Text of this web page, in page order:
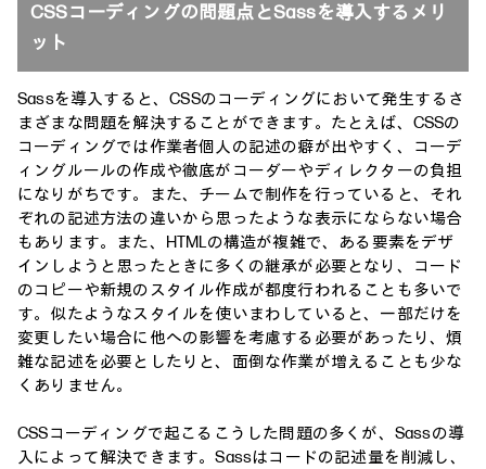
CSSコーディングの問題点とSassを導入するメリ
ット
Sassを導入すると、CSSのコーディングにおいて発生するさ
まざまな問題を解決することができます。たとえば、CSSの
コーディングでは作業者個人の記述の癖が出やすく、コーデ
ィングルールの作成や徹底がコーダーやディレクターの負担
になりがちです。また、チームで制作を行っていると、それ
ぞれの記述方法の違いから思ったような表示にならない場合
もあります。また、HTMLの構造が複雑で、ある要素をデザ
インしようと思ったときに多くの継承が必要となり、コード
のコピーや新規のスタイル作成が都度行われることも多いで
す。似たようなスタイルを使いまわしていると、一部だけを
変更したい場合に他への影響を考慮する必要があったり、煩
雑な記述を必要としたりと、面倒な作業が増えることも少な
くありません。
CSSコーディングで起こるこうした問題の多くが、Sassの導
入によって解決できます。Sassはコードの記述量を削減し、